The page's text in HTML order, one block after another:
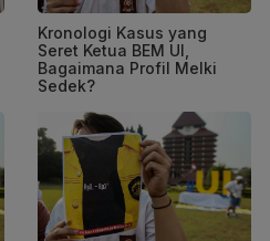
Kronologi Kasus yang
Seret Ketua BEM UI,
Bagaimana Profil Melki
Sedek?